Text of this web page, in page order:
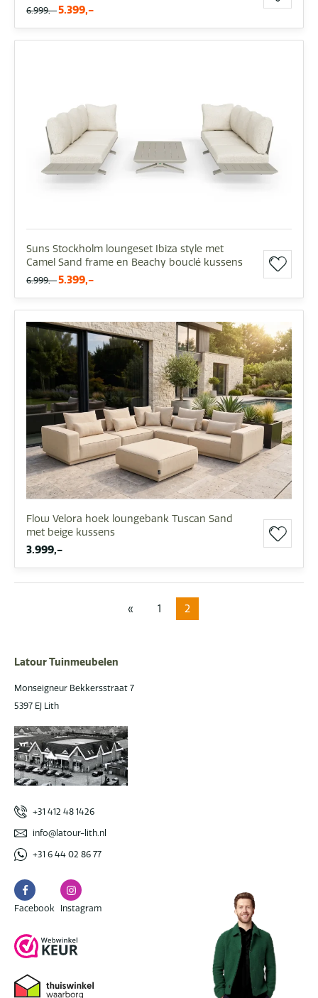
6.999,- 5.399,-
Suns Stockholm loungeset Ibiza style met
Camel Sand frame en Beachy bouclé kussens
6.999,- 5.399,-
Flow Velora hoek loungebank Tuscan Sand
met beige kussens
3.999,-
« 1 2
Latour Tuinmeubelen
Monseigneur Bekkersstraat 7
5397 EJ Lith
+31 412 48 1426
info@latour-lith.nl
+31 6 44 02 86 77
Facebook
Facebook
Instagram
Instagram